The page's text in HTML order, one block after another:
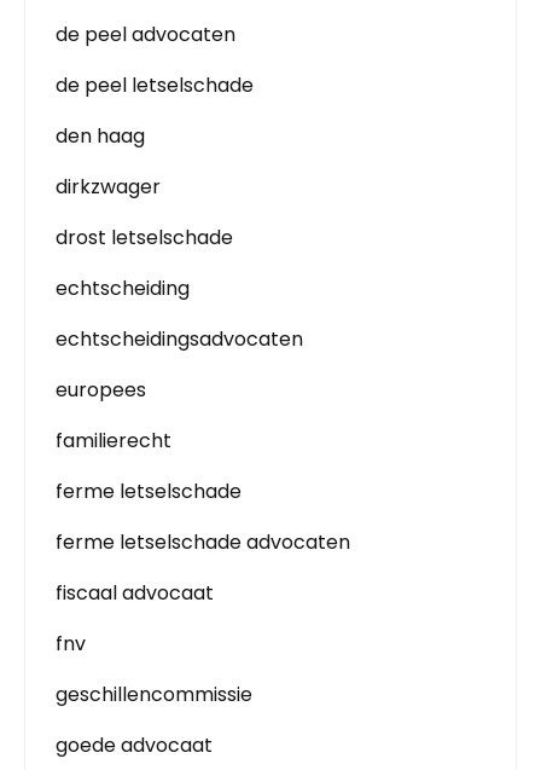
de peel advocaten
de peel letselschade
den haag
dirkzwager
drost letselschade
echtscheiding
echtscheidingsadvocaten
europees
familierecht
ferme letselschade
ferme letselschade advocaten
fiscaal advocaat
fnv
geschillencommissie
goede advocaat